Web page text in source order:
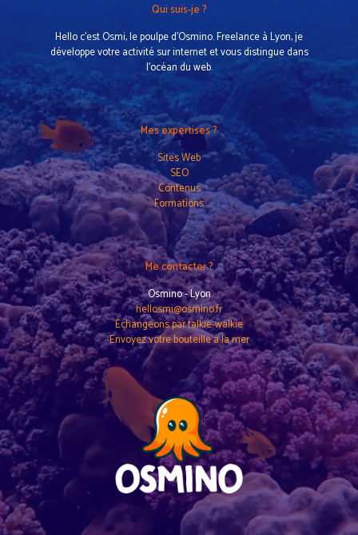
Qui suis-je ?
Hello c’est Osmi, le poulpe d’Osmino. Freelance à Lyon, je
développe votre activité sur internet et vous distingue dans
l'océan du web.
Mes expertises ?
Sites Web
SEO
Contenus
Formations
Me contacter ?
Osmino - Lyon
hellosmi@osmino.fr
Échangeons par talkie-walkie
Envoyez votre bouteille à la mer